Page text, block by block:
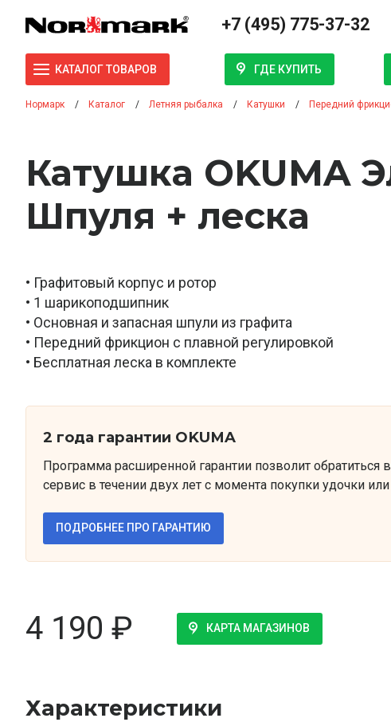
+7 (495) 775-37-32
КАТАЛОГ ТОВАРОВ ГДЕ КУПИТЬ
Нормарк Каталог Летняя рыбалка Катушки Передний
Катушка OKUMA
Шпуля + леска
• Графитовый корпус и ротор
• 1 шарикоподшипник
• Основная и запасная шпули из графита
• Передний фрикцион с плавной регулировкой
• Бесплатная леска в комплекте
2 года гарантии OKUMA
Программа расширенной гарантии позволит обратиться
сервис в течении двух лет с момента покупки удочки
ПОДРОБНЕЕ ПРО ГАРАНТИЮ
4 190 ₽ КАРТА МАГАЗИНОВ
Характеристики